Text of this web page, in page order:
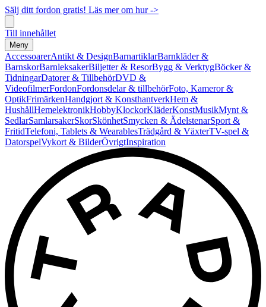
Sälj ditt fordon gratis! Läs mer om hur ->
Till innehållet
Meny
AccessoarerAntikt & DesignBarnartiklarBarnkläder &
BarnskorBarnleksakerBiljetter & ResorBygg & VerktygBöcker &
TidningarDatorer & TillbehörDVD &
VideofilmerFordonFordonsdelar & tillbehörFoto, Kameror &
OptikFrimärkenHandgjort & KonsthantverkHem &
HushållHemelektronikHobbyKlockorKläderKonstMusikMynt &
SedlarSamlarsakerSkorSkönhetSmycken & ÄdelstenarSport &
FritidTelefoni, Tablets & WearablesTrädgård & VäxterTV-spel &
DatorspelVykort & BilderÖvrigtInspiration